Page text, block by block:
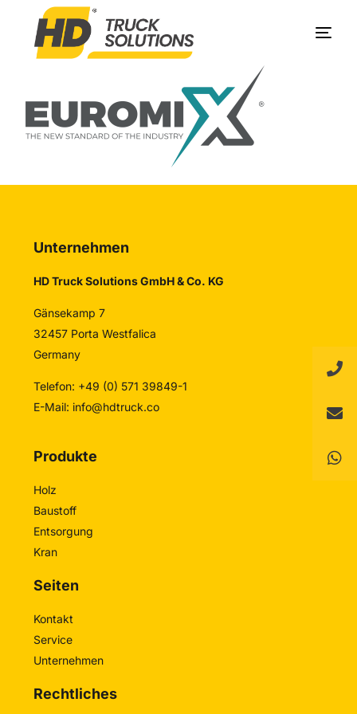
Unternehmen
HD Truck Solutions GmbH & Co. KG
Gänsekamp 7
32457 Porta Westfalica
Germany
Telefon: +49 (0) 571 39849-1
E-Mail: info@hdtruck.co
Produkte
Holz
Baustoff
Entsorgung
Kran
Seiten
Kontakt
Service
Unternehmen
Rechtliches
Unternehmen